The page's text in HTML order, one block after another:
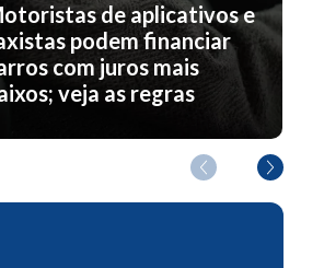
de aplicativos e
podem financiar
com juros mais
veja as regras